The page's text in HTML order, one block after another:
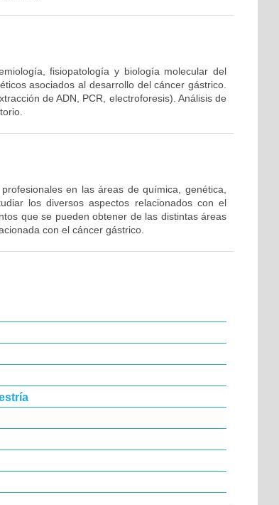
fisiopatología y biología molecular del
asociados al desarrollo del cáncer gástrico.
de ADN, PCR, electroforesis). Análisis de
en las áreas de química, genética,
los diversos aspectos relacionados con el
que se pueden obtener de las distintas áreas
con el cáncer gástrico.